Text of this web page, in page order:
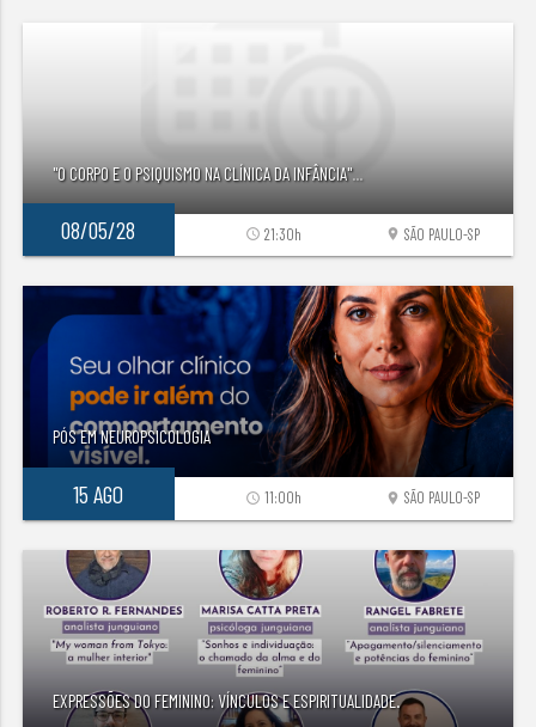
"O CORPO E O PSIQUISMO NA CLÍNICA DA INFÂNCIA"...
08/05/28 location_on SÃO PAULO-SP
access_time 21:30h
PÓS EM NEUROPSICOLOGIA
15 AGO location_on SÃO PAULO-SP
access_time 11:00h
EXPRESSÕES DO FEMININO: VÍNCULOS E ESPIRITUALIDADE.